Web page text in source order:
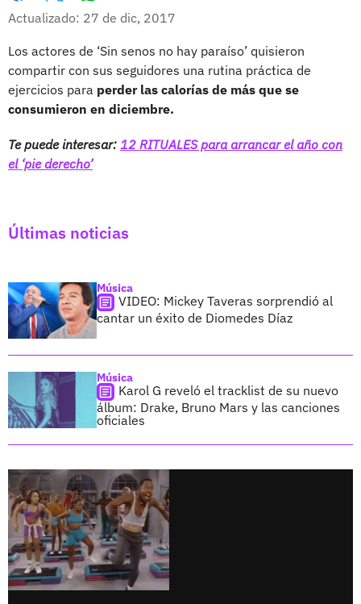
Facebook
X
Actualizado: 27 de dic, 2017
Los actores de ‘Sin senos no hay paraíso’ quisieron
compartir con sus seguidores una rutina práctica de
ejercicios para perder las calorías de más que se
consumieron en diciembre.
Te puede interesar: 12 RITUALES para arrancar el año con
el ‘pie derecho’
Últimas noticias
Música
VIDEO: Mickey Taveras sorprendió al
cantar un éxito de Diomedes Díaz
Música
Karol G reveló el tracklist de su nuevo
álbum: Drake, Bruno Mars y las canciones
oficiales